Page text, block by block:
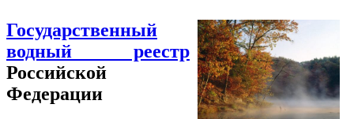
Государственный
водный реестр
Российской
Федерации